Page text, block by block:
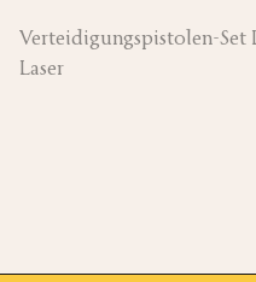
Verteidigungspistolen-Set
Laser